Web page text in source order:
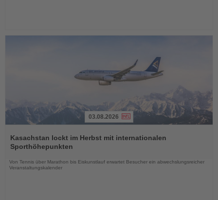
Sie
die
Nachrichten
03.08.2026
Kasachstan lockt im Herbst mit internationalen
Sporthöhepunkten
Von Tennis über Marathon bis Eiskunstlauf erwartet Besucher ein abwechslungsreicher
Veranstaltungskalender